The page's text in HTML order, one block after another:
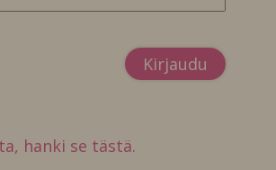
hanki se tästä.